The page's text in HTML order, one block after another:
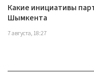
Какие инициативы
Шымкента
7 августа, 18:27